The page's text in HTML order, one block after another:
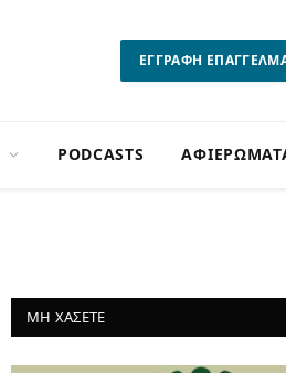
ΕΓΓΡΑΦΗ
PODCASTS
ΜΗ ΧΑΣΕΤΕ